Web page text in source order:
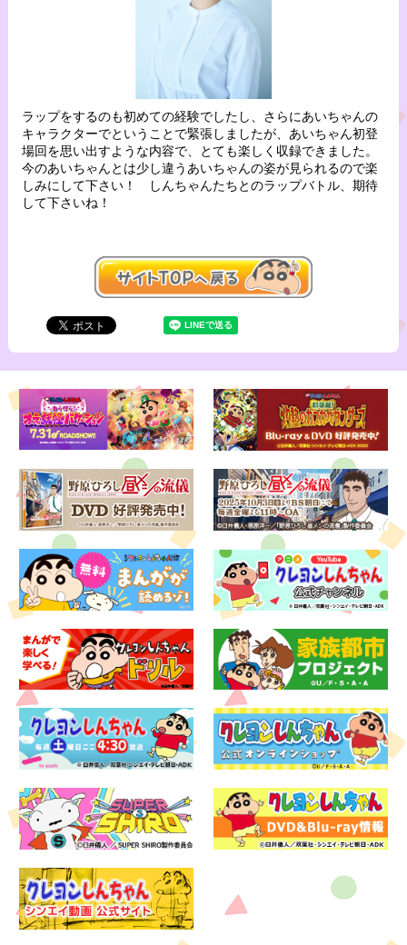
ラップをするのも初めての経験でしたし、さらにあいちゃんの
キャラクターでということで緊張しましたが、あいちゃん初登
場回を思い出すような内容で、とても楽しく収録できました。
今のあいちゃんとは少し違うあいちゃんの姿が見られるので楽
しみにして下さい！ しんちゃんたちとのラップバトル、期待
して下さいね！